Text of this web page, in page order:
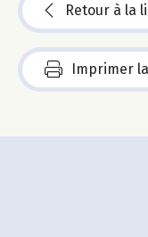
Retour à la
Imprimer